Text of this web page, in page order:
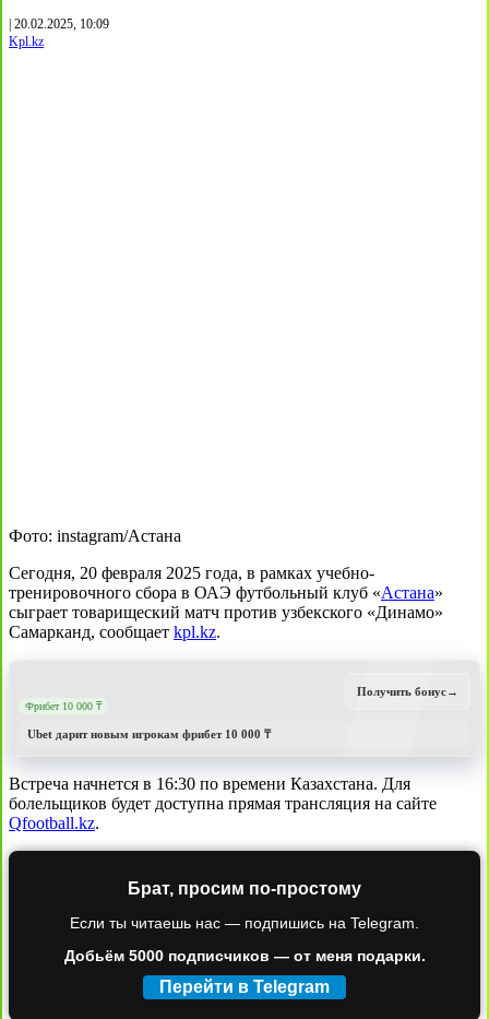
| 20.02.2025, 10:09
Kpl.kz
Фото: instagram/Астана
Сегодня, 20 февраля 2025 года, в рамках учебно-
тренировочного сбора в ОАЭ футбольный клуб «Астана»
сыграет товарищеский матч против узбекского «Динамо»
Самарканд, сообщает kpl.kz.
Фрибет 10 000 ₸
Ubet дарит новым игрокам фрибет 10 000 ₸
Получить бонус→
Встреча начнется в 16:30 по времени Казахстана. Для
болельщиков будет доступна прямая трансляция на сайте
Qfootball.kz.
Брат, просим по-простому
Если ты читаешь нас — подпишись на Telegram.
Добьём 5000 подписчиков — от меня подарки.
Перейти в Telegram